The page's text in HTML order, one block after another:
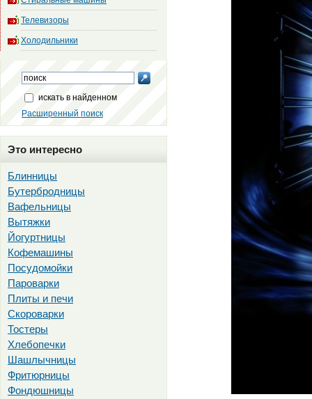
Телевизоры
Холодильники
искать в найденном
Расширенный поиск
Это интересно
Блинницы
Бутербродницы
Вафельницы
Вытяжки
Йогуртницы
Кофемашины
Посудомойки
Пароварки
Плиты и печи
Скороварки
Тостеры
Хлебопечки
Шашлычницы
Фритюрницы
Фондюшницы